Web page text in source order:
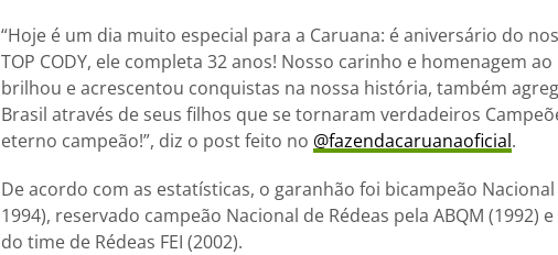
“Hoje é um dia muito especial para a Caruana: é aniversário do
TOP CODY, ele completa 32 anos! Nosso carinho e homenagem ao
brilhou e acrescentou conquistas na nossa história, também
Brasil através de seus filhos que se tornaram verdadeiros
eterno campeão!”, diz o post feito no @fazendacaruanaoficial.
De acordo com as estatísticas, o garanhão foi bicampeão Nacional
1994), reservado campeão Nacional de Rédeas pela ABQM (1992)
do time de Rédeas FEI (2002).